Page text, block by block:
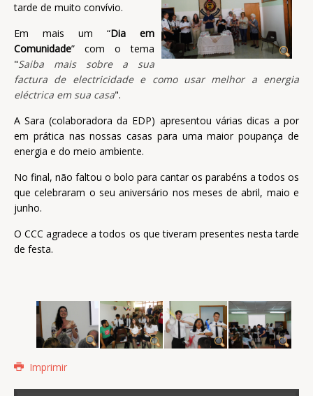
tarde de muito convívio.
Em mais um “Dia em
Comunidade” com o tema
"Saiba mais sobre a sua
factura de electricidade e como usar melhor a energia
eléctrica em sua casa".
A Sara (colaboradora da EDP) apresentou várias dicas a por
em prática nas nossas casas para uma maior poupança de
energia e do meio ambiente.
No final, não faltou o bolo para cantar os parabéns a todos os
que celebraram o seu aniversário nos meses de abril, maio e
junho.
O CCC agradece a todos os que tiveram presentes nesta tarde
de festa.
Imprimir